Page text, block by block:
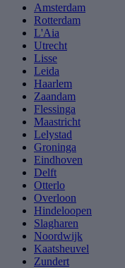
Amsterdam
Rotterdam
L'Aia
Utrecht
Lisse
Leida
Haarlem
Zaandam
Flessinga
Maastricht
Lelystad
Groninga
Eindhoven
Delft
Otterlo
Overloon
Hindeloopen
Slagharen
Noordwijk
Kaatsheuvel
Zundert